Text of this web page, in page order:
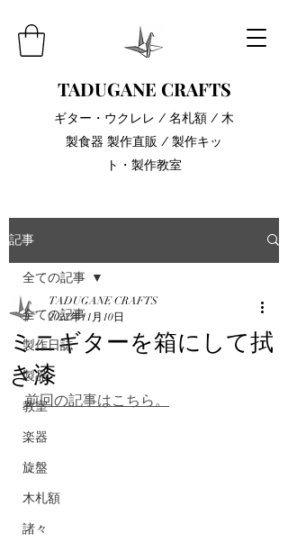
TADUGANE CRAFTS
​ギター・ウクレレ / 名札額 / 木
製食器 製作直販 / 製作キッ
ト・製作教室
記事
全ての記事
製作日誌
製品
教室
楽器
旋盤
木札額
諸々
全ての記事
ミニギターを箱にして拭
き漆
TADUGANE CRAFTS
2022年11月10日
前回の記事はこちら。